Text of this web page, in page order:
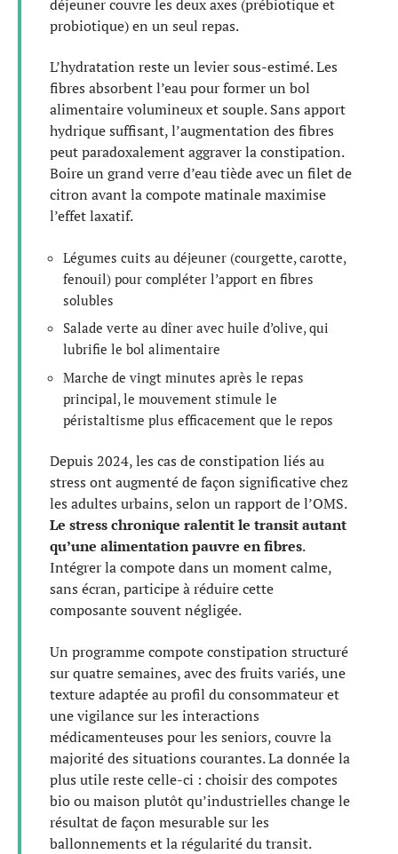
déjeuner couvre les deux axes (prébiotique et
probiotique) en un seul repas.
L’hydratation reste un levier sous-estimé. Les
fibres absorbent l’eau pour former un bol
alimentaire volumineux et souple. Sans apport
hydrique suffisant, l’augmentation des fibres
peut paradoxalement aggraver la constipation.
Boire un grand verre d’eau tiède avec un filet de
citron avant la compote matinale maximise
l’effet laxatif.
Légumes cuits au déjeuner (courgette, carotte,
fenouil) pour compléter l’apport en fibres
solubles
Salade verte au dîner avec huile d’olive, qui
lubrifie le bol alimentaire
Marche de vingt minutes après le repas
principal, le mouvement stimule le
péristaltisme plus efficacement que le repos
Depuis 2024, les cas de constipation liés au
stress ont augmenté de façon significative chez
les adultes urbains, selon un rapport de l’OMS.
Le stress chronique ralentit le transit autant
qu’une alimentation pauvre en fibres.
Intégrer la compote dans un moment calme,
sans écran, participe à réduire cette
composante souvent négligée.
Un programme compote constipation structuré
sur quatre semaines, avec des fruits variés, une
texture adaptée au profil du consommateur et
une vigilance sur les interactions
médicamenteuses pour les seniors, couvre la
majorité des situations courantes. La donnée la
plus utile reste celle-ci : choisir des compotes
bio ou maison plutôt qu’industrielles change le
résultat de façon mesurable sur les
ballonnements et la régularité du transit.